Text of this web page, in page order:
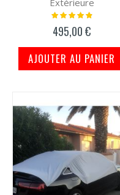
Extérieure
Notation:
495,00 €
AJOUTER AU PANIER